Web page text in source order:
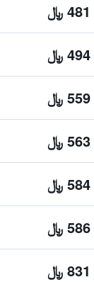
481 ﷼
494 ﷼
559 ﷼
563 ﷼
584 ﷼
586 ﷼
831 ﷼